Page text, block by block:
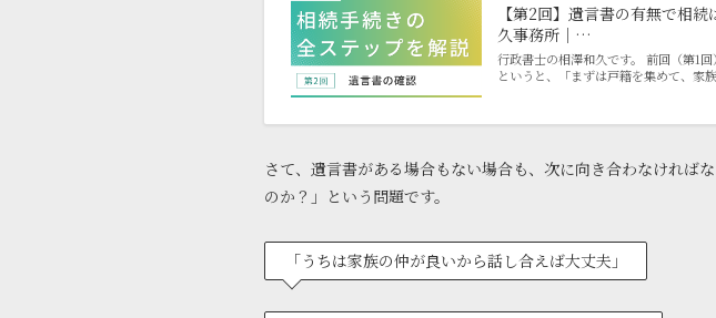
【第2回】遺言書の有無で相
久事務所｜…
行政書士の相澤和久です。 前回（第1
というと、「まずは戸籍を集めて、家
さて、遺言書がある場合もない場合も、次に向き合わなければ
のか？」という問題です。
「うちは家族の仲が良いから話し合えば大丈夫」